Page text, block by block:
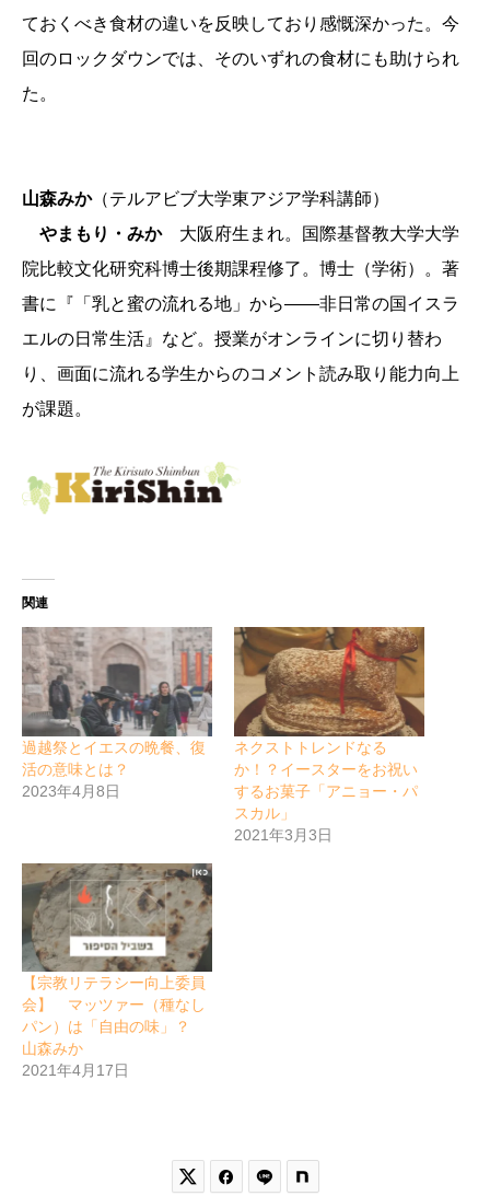
ておくべき食材の違いを反映しており感慨深かった。今
回のロックダウンでは、そのいずれの食材にも助けられ
た。
山森みか（テルアビブ大学東アジア学科講師）
やまもり・みか大阪府生まれ。国際基督教大学大学
院比較文化研究科博士後期課程修了。博士（学術）。著
書に『「乳と蜜の流れる地」から――非日常の国イスラ
エルの日常生活』など。授業がオンラインに切り替わ
り、画面に流れる学生からのコメント読み取り能力向上
が課題。
関連
過越祭とイエスの晩餐、復
活の意味とは？
2023年4月8日
ネクストトレンドなる
か！？イースターをお祝い
するお菓子「アニョー・パ
スカル」
2021年3月3日
【宗教リテラシー向上委員
会】 マッツァー（種なし
パン）は「自由の味」？
山森みか
2021年4月17日
 